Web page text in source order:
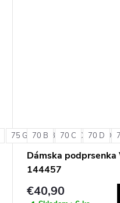
75 G 80 B 80 C 80 D
70 B 70 C 70 D
Dámska podprsenka
144457
€40,90